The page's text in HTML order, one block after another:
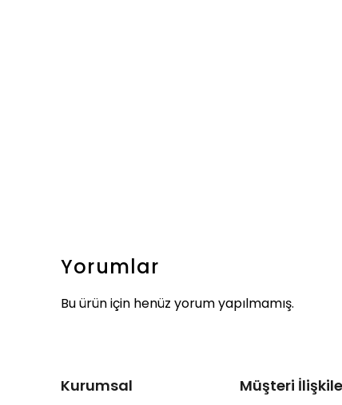
Yorumlar
Bu ürün için henüz yorum yapılmamış.
Kurumsal Müşteri